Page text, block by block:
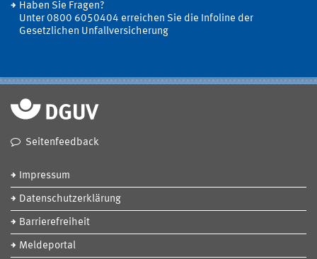
Haben Sie Fragen?
Unter 0800 6050404 erreichen Sie die Infoline der
Gesetzlichen Unfallversicherung
Seitenfeedback
Impressum
Datenschutzerklärung
Barrierefreiheit
Meldeportal